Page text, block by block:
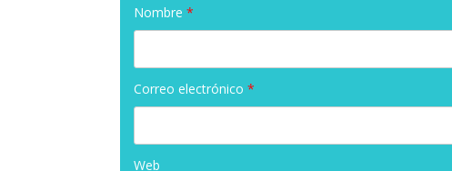
Nombre *
Correo electrónico *
Web